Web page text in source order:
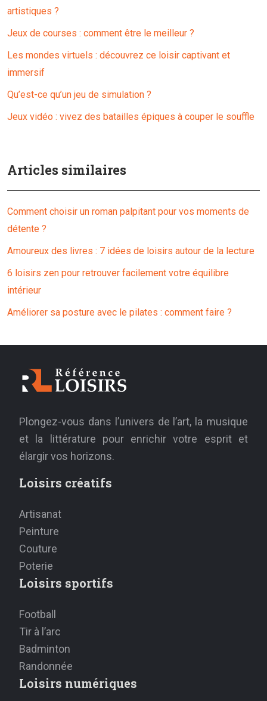
artistiques ?
Jeux de courses : comment être le meilleur ?
Les mondes virtuels : découvrez ce loisir captivant et
immersif
Qu’est-ce qu’un jeu de simulation ?
Jeux vidéo : vivez des batailles épiques à couper le souffle
Articles similaires
Comment choisir un roman palpitant pour vos moments de
détente ?
Amoureux des livres : 7 idées de loisirs autour de la lecture
6 loisirs zen pour retrouver facilement votre équilibre
intérieur
Améliorer sa posture avec le pilates : comment faire ?
Plongez-vous dans l’univers de l’art, la musique
et la littérature pour enrichir votre esprit et
élargir vos horizons.
Loisirs créatifs
Artisanat
Peinture
Couture
Poterie
Loisirs sportifs
Football
Tir à l’arc
Badminton
Randonnée
Loisirs numériques